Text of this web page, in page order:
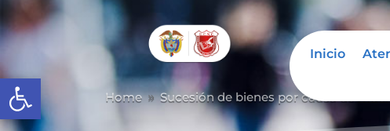
Abrir barra de herramientas
Inicio
Home 9 Sucesión de bienes por causa de